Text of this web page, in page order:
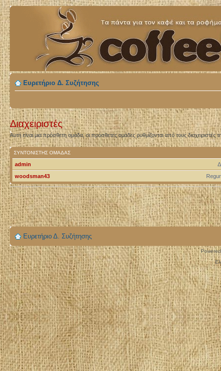
Ευρετήριο Δ. Συζήτησης
Διαχειριστές
Αυτή είναι μια πρόσθετη ομάδα, οι πρόσθετες ομάδες ρυθμίζονται από τους διαχειριστές
ΣΥΝΤΟΝΙΣΤΉΣ ΟΜΆΔΑΣ
admin
woodsman43
Ευρετήριο Δ. Συζήτησης